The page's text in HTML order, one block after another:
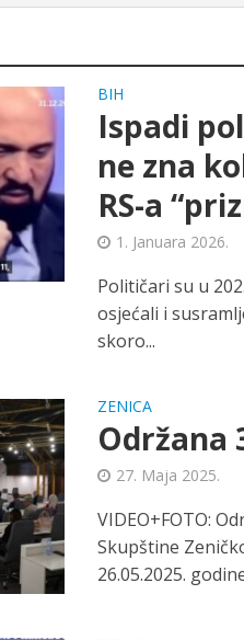
BIH
Ispadi
ne zna
RS-a
1. Januara 2026.
Političari su u
osjećali i
skoro...
ZENICA
Održana
27. Maja 2025.
VIDEO+FOTO:
Skupštine
26.05.2025.